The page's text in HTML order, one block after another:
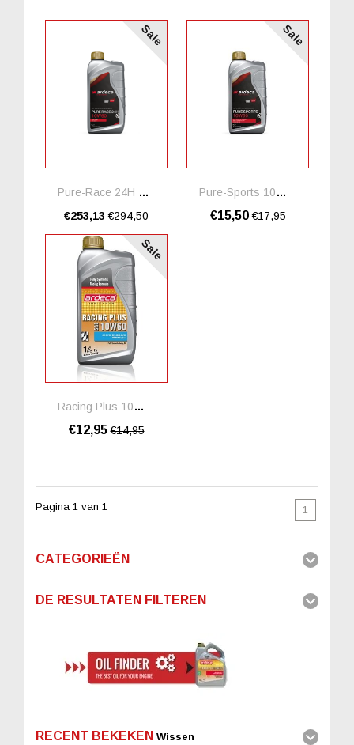
Sale
Pure-Race 24H 10W60 *20 Liter
€253,13€294,50
Sale
Pure-Sports 10W60 Ester
€15,50€17,95
Sale
Racing Plus 10W60
€12,95€14,95
Pagina 1 van 1 1
CATEGORIEËN
DE RESULTATEN FILTEREN
RECENT BEKEKEN Wissen